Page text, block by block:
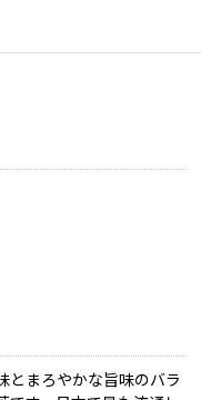
とまろやかな旨味のバラ